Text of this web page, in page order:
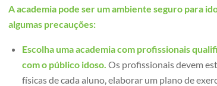
A academia pode ser um ambiente seguro para
algumas precauções:
Escolha uma academia com profissionais
com o público idoso. Os profissionais devem
físicas de cada aluno, elaborar um plano de